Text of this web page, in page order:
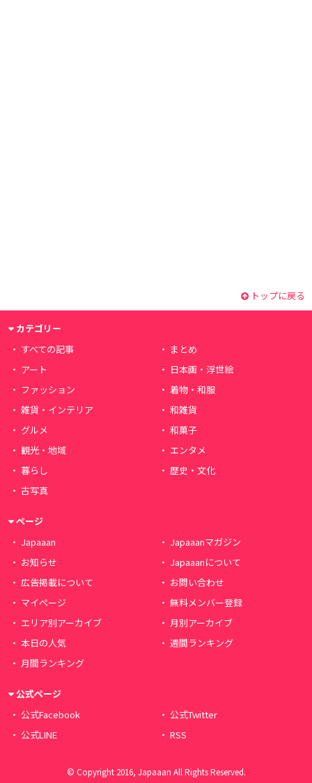
トップに戻る
カテゴリー
すべての記事
まとめ
アート
日本画・浮世絵
ファッション
着物・和服
雑貨・インテリア
和雑貨
グルメ
和菓子
観光・地域
エンタメ
暮らし
歴史・文化
古写真
ページ
Japaaan
Japaaanマガジン
お知らせ
Japaaanについて
広告掲載について
お問い合わせ
マイページ
無料メンバー登録
エリア別アーカイブ
月別アーカイブ
本日の人気
週間ランキング
月間ランキング
公式ページ
公式Facebook
公式Twitter
公式LINE
RSS
© Copyright 2016, Japaaan All Rights Reserved.